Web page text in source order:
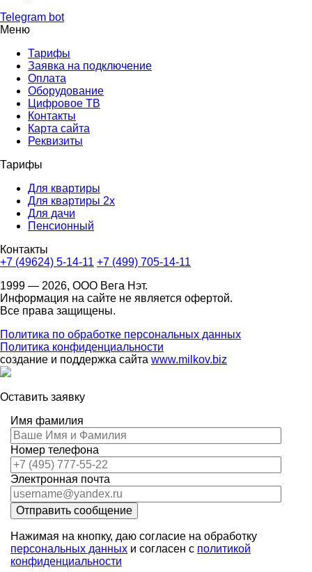
Telegram bot
Меню
Тарифы
Заявка на подключение
Оплата
Оборудование
Цифровое ТВ
Контакты
Карта сайта
Реквизиты
Тарифы
Для квартиры
Для квартиры 2х
Для дачи
Пенсионный
Контакты
+7 (49624) 5-14-11 +7 (499) 705-14-11
1999 — 2026, ООО Вега Нэт.
Информация на сайте не является офертой.
Все права защищены.
Политика по обработке персональных данных
Политика конфиденциальности
создание и поддержка сайта www.milkov.biz
Оставить заявку
Имя фамилия
Номер телефона
Электронная почта
Отправить сообщение
Нажимая на кнопку, даю согласие на обработку
персональных данных и согласен с политикой
конфиденциальности